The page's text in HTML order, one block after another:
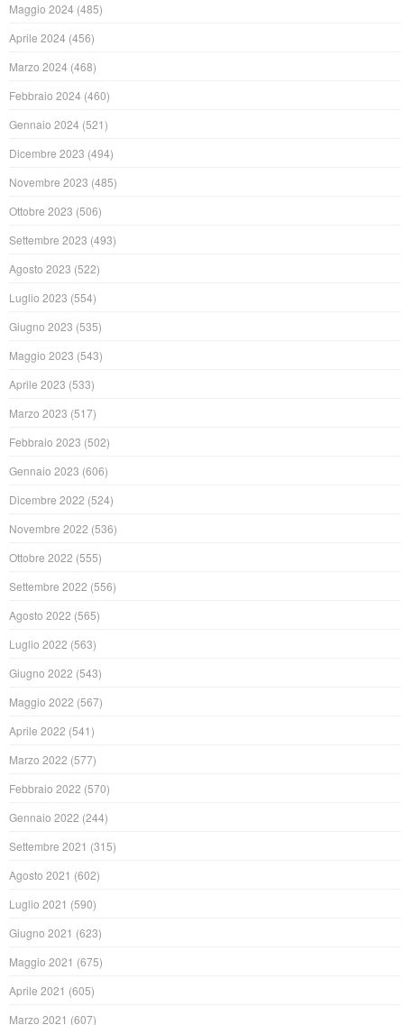
Maggio 2024 (485)
Aprile 2024 (456)
Marzo 2024 (468)
Febbraio 2024 (460)
Gennaio 2024 (521)
Dicembre 2023 (494)
Novembre 2023 (485)
Ottobre 2023 (506)
Settembre 2023 (493)
Agosto 2023 (522)
Luglio 2023 (554)
Giugno 2023 (535)
Maggio 2023 (543)
Aprile 2023 (533)
Marzo 2023 (517)
Febbraio 2023 (502)
Gennaio 2023 (606)
Dicembre 2022 (524)
Novembre 2022 (536)
Ottobre 2022 (555)
Settembre 2022 (556)
Agosto 2022 (565)
Luglio 2022 (563)
Giugno 2022 (543)
Maggio 2022 (567)
Aprile 2022 (541)
Marzo 2022 (577)
Febbraio 2022 (570)
Gennaio 2022 (244)
Settembre 2021 (315)
Agosto 2021 (602)
Luglio 2021 (590)
Giugno 2021 (623)
Maggio 2021 (675)
Aprile 2021 (605)
Marzo 2021 (607)